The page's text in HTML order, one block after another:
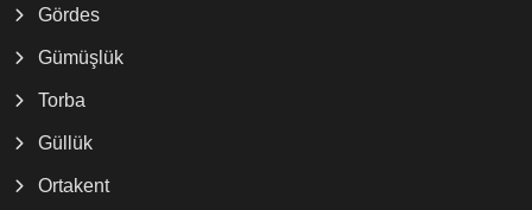
Gördes
Gümüşlük
Torba
Güllük
Ortakent